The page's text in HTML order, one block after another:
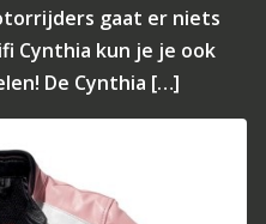
gaat er niets
Cynthia kun je je ook
De Cynthia […]